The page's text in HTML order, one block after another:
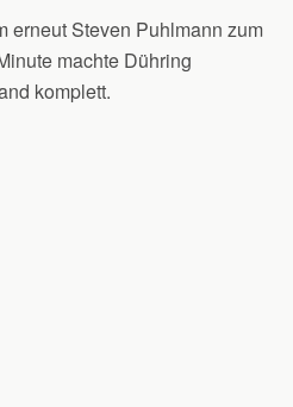
erneut Steven Puhlmann zum
machte Dühring
komplett.